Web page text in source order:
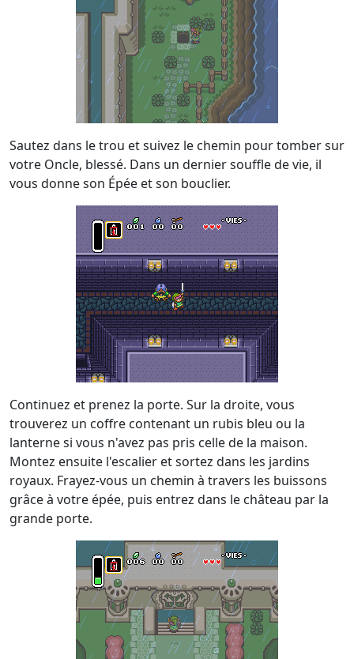
Sautez dans le trou et suivez le chemin pour tomber sur
votre Oncle, blessé. Dans un dernier souffle de vie, il
vous donne son Épée et son bouclier.
Continuez et prenez la porte. Sur la droite, vous
trouverez un coffre contenant un rubis bleu ou la
lanterne si vous n'avez pas pris celle de la maison.
Montez ensuite l'escalier et sortez dans les jardins
royaux. Frayez-vous un chemin à travers les buissons
grâce à votre épée, puis entrez dans le château par la
grande porte.